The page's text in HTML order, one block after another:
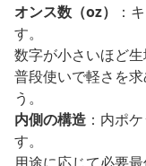
オンス数（oz）
：
す。
数字が小さいほど生
普段使いで軽さを
う。
内側の構造 ：内ポ
す。